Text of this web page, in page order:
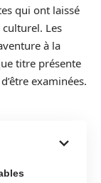
qui ont laissé
Les
à la
titre présente
examinées.